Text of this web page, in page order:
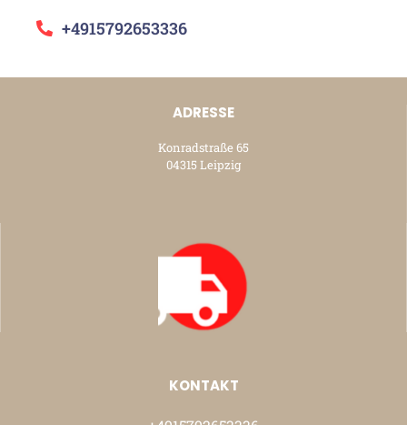
+4915792653336
ADRESSE
Konradstraße 65
04315 Leipzig
KONTAKT